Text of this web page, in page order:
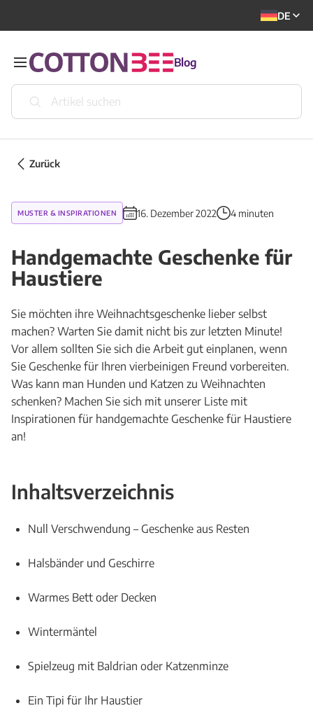
DE
Blog
Zurück
MUSTER & INSPIRATIONEN 16. Dezember 2022 4 minuten
Handgemachte Geschenke für
Haustiere
Sie möchten ihre Weihnachtsgeschenke lieber selbst
machen? Warten Sie damit nicht bis zur letzten Minute!
Vor allem sollten Sie sich die Arbeit gut einplanen, wenn
Sie Geschenke für Ihren vierbeinigen Freund vorbereiten.
Was kann man Hunden und Katzen zu Weihnachten
schenken? Machen Sie sich mit unserer Liste mit
Inspirationen für handgemachte Geschenke für Haustiere
an!
Inhaltsverzeichnis
Null Verschwendung – Geschenke aus Resten
Halsbänder und Geschirre
Warmes Bett oder Decken
Wintermäntel
Spielzeug mit Baldrian oder Katzenminze
Ein Tipi für Ihr Haustier